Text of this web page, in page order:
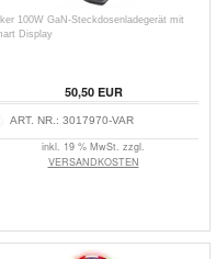
100W GaN-Steckdosenladegerät mit
Display
50,50EUR
ART. NR.: 3017970-VAR
inkl. 19 % MwSt. zzgl.
VERSANDKOSTEN